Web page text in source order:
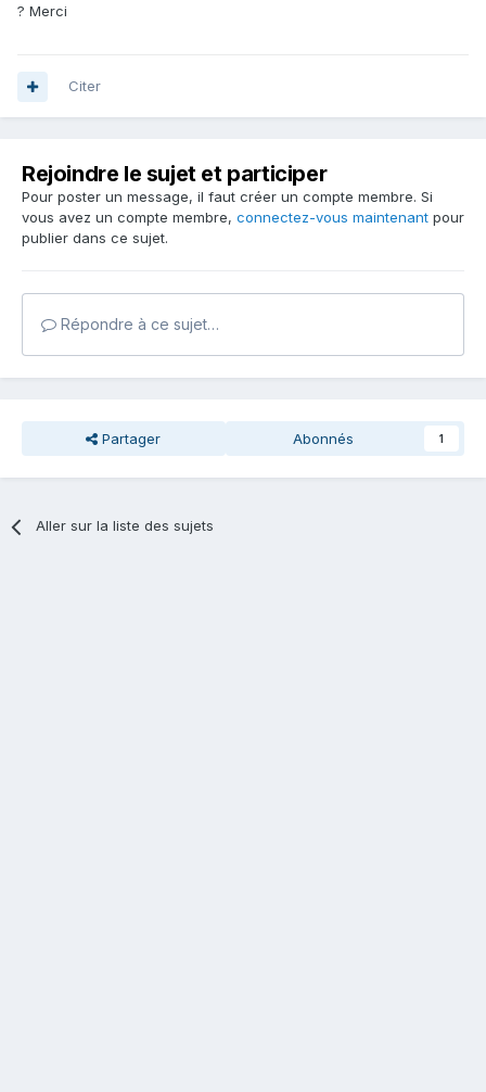
? Merci
Citer
Rejoindre le sujet et participer
Pour poster un message, il faut créer un compte membre. Si
vous avez un compte membre, connectez-vous maintenant pour
publier dans ce sujet.
Répondre à ce sujet…
Partager Abonnés 1
Aller sur la liste des sujets